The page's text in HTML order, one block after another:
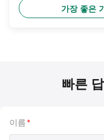
가장 좋은
빠른
이름*